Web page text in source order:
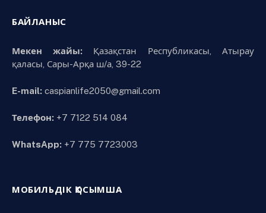
БАЙЛАНЫС
Мекен жайы:Қазақстан Республикасы, Атырау
қаласы, Сары-Арқа ш/а, 39-22
E-mail: caspianlife2050@gmail.com
Телефон: +7 7122 514 084
WhatsApp: +7 775 7723003
МОБИЛЬДІК ҚОСЫМША